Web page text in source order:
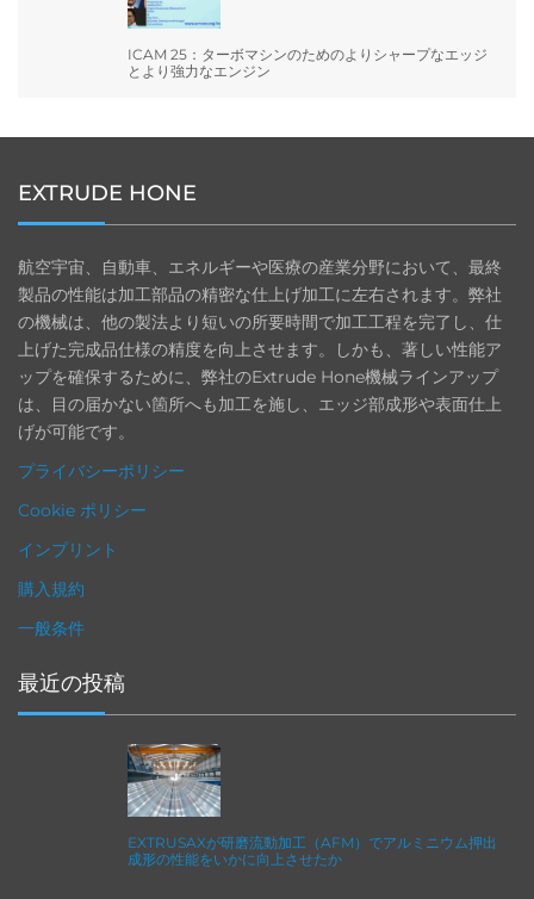
ICAM 25：ターボマシンのためのよりシャープなエッジ
とより強力なエンジン
EXTRUDE HONE
航空宇宙、自動車、エネルギーや医療の産業分野において、最終
製品の性能は加工部品の精密な仕上げ加工に左右されます。弊社
の機械は、他の製法より短いの所要時間で加工工程を完了し、仕
上げた完成品仕様の精度を向上させます。しかも、著しい性能ア
ップを確保するために、弊社のExtrude Hone機械ラインアップ
は、目の届かない箇所へも加工を施し、エッジ部成形や表面仕上
げが可能です。
プライバシーポリシー
Cookie ポリシー
インプリント
購入規約
一般条件
最近の投稿
EXTRUSAXが研磨流動加工（AFM）でアルミニウム押出
成形の性能をいかに向上させたか